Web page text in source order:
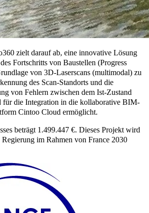
zielt darauf ab, eine innovative Lösung
Fortschritts von Baustellen (Progress
von 3D-Laserscans (multimodal) zu
des Scan-Standorts und die
von Fehlern zwischen dem Ist-Zustand
für die Integration in die kollaborative BIM-
Cintoo Cloud ermöglicht.
beträgt 1.499.447 €. Dieses Projekt wird
im Rahmen von France 2030